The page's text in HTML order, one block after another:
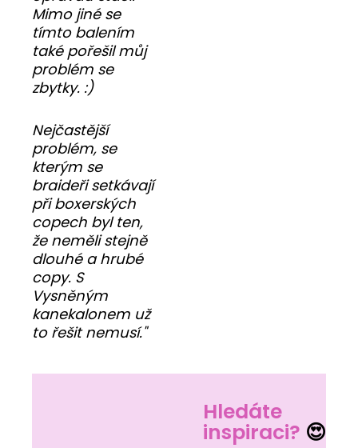
Mimo jiné se
tímto balením
také pořešil můj
problém se
zbytky. :)
Nejčastější
problém, se
kterým se
braideři setkávají
při boxerských
copech byl ten,
že neměli stejně
dlouhé a hrubé
copy. S
Vysněným
kanekalonem už
to řešit nemusí."
Hledáte
inspiraci? 😍